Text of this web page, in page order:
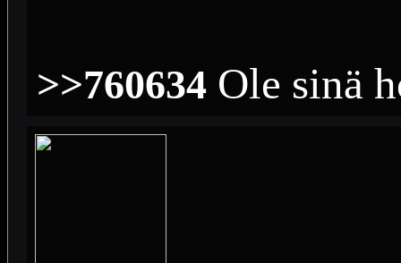
>>760634 Ole sinä